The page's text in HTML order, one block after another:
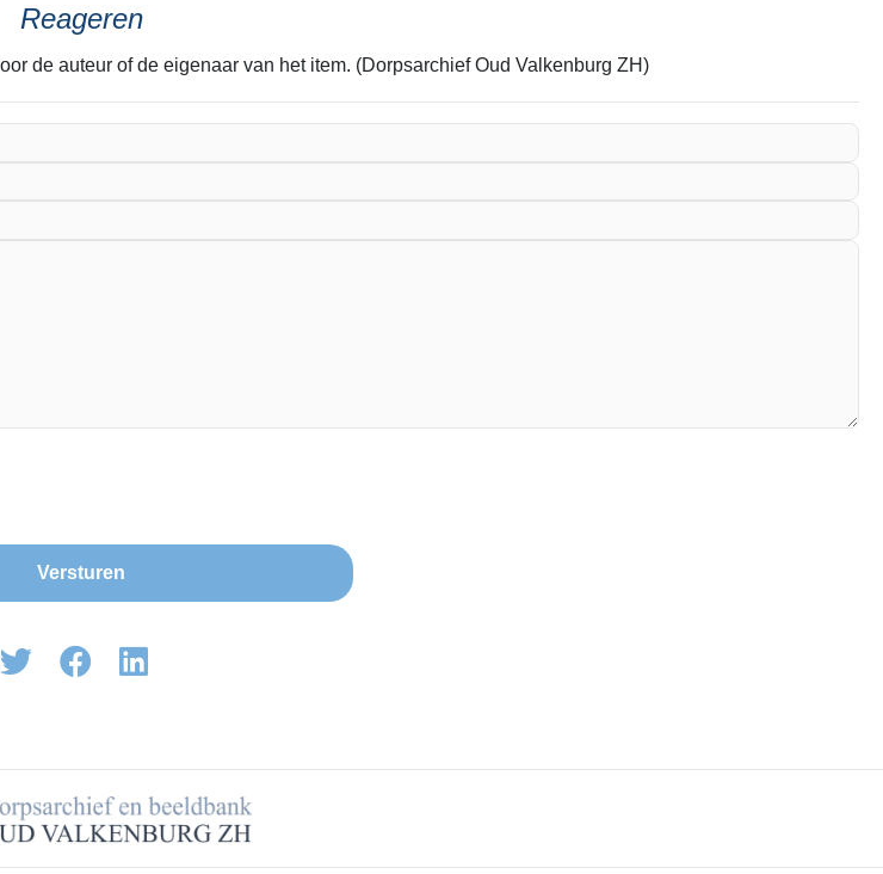
Reageren
de auteur of de eigenaar van het item. (Dorpsarchief Oud Valkenburg ZH)